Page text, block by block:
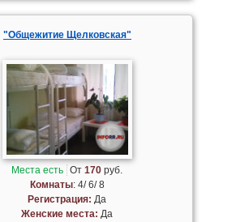
"Общежитие Щелковская"
Места есть От170 руб.
Комнаты: 4/ 6/ 8
Регистрация: Да
Женские места: Да